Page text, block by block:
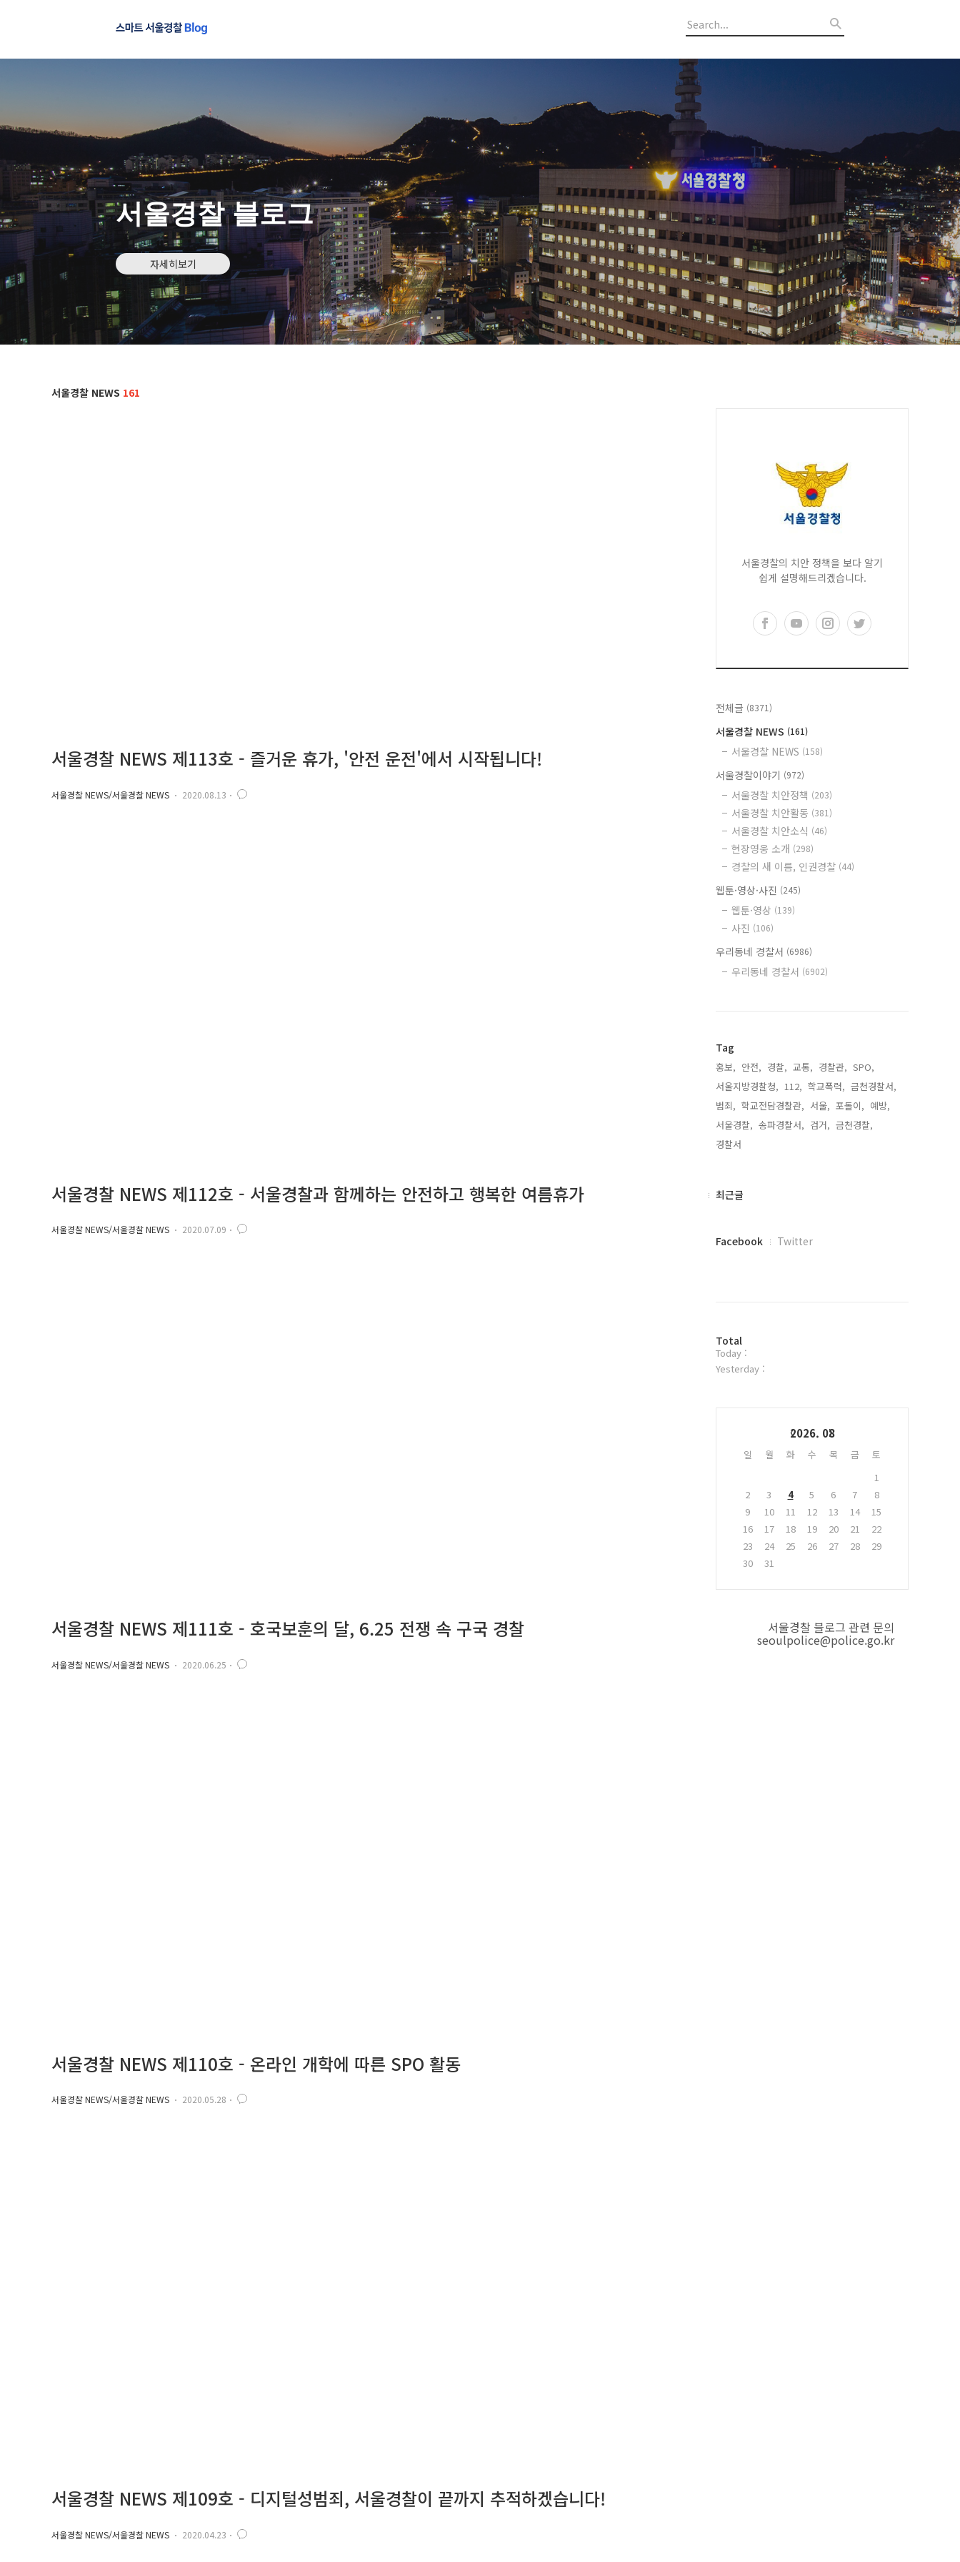
서울경찰 블로그
자세히보기
서울경찰 NEWS 161
서울경찰 NEWS 제113호 - 즐거운 휴가, '안전 운전'에서 시작됩니다!
서울경찰 NEWS/서울경찰 NEWS 2020.08.13
서울경찰 NEWS 제112호 - 서울경찰과 함께하는 안전하고 행복한 여름휴가
서울경찰 NEWS/서울경찰 NEWS 2020.07.09
서울경찰 NEWS 제111호 - 호국보훈의 달, 6.25 전쟁 속 구국 경찰
서울경찰 NEWS/서울경찰 NEWS 2020.06.25
서울경찰 NEWS 제110호 - 온라인 개학에 따른 SPO 활동
서울경찰 NEWS/서울경찰 NEWS 2020.05.28
서울경찰 NEWS 제109호 - 디지털성범죄, 서울경찰이 끝까지 추적하겠습니다!
서울경찰 NEWS/서울경찰 NEWS 2020.04.23
서울경찰의 치안 정책을 보다 알기
쉽게 설명해드리겠습니다.
전체글 (8371)
서울경찰 NEWS (161)
서울경찰 NEWS (158)
서울경찰이야기 (972)
서울경찰 치안정책 (203)
서울경찰 치안활동 (381)
서울경찰 치안소식 (46)
현장영웅 소개 (298)
경찰의 새 이름, 인권경찰 (44)
웹툰·영상·사진 (245)
웹툰·영상 (139)
사진 (106)
우리동네 경찰서 (6986)
우리동네 경찰서 (6902)
Tag
홍보, 안전, 경찰, 교통, 경찰관, SPO,
서울지방경찰청, 112, 학교폭력, 금천경찰서,
범죄, 학교전담경찰관, 서울, 포돌이, 예방,
서울경찰, 송파경찰서, 검거, 금천경찰,
경찰서,
최
최근글
페
플
러
그
Facebook Twitter
방
문
자
Total
Today :
Yesterday :
2026. 08
일 월 화 수 목 금
토
1
2
3 4 5 6 7
8
9
10 11 12 13 14
15
16
17 18 19 20 21
22
23
24 25 26 27 28
29
30
31
서울경찰 블로그 관련 문의
seoulpolice@police.go.kr